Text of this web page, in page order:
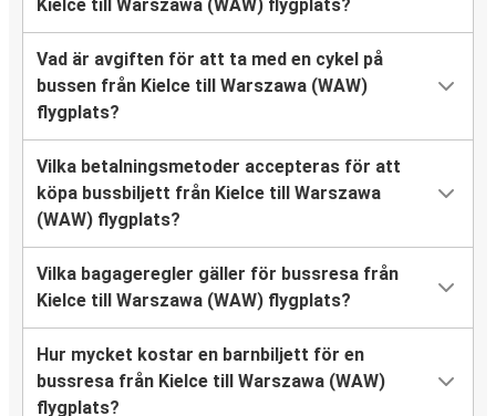
Kielce till Warszawa (WAW) flygplats?
Vad är avgiften för att ta med en cykel på
bussen från Kielce till Warszawa (WAW)
flygplats?
Vilka betalningsmetoder accepteras för att
köpa bussbiljett från Kielce till Warszawa
(WAW) flygplats?
Vilka bagageregler gäller för bussresa från
Kielce till Warszawa (WAW) flygplats?
Hur mycket kostar en barnbiljett för en
bussresa från Kielce till Warszawa (WAW)
flygplats?